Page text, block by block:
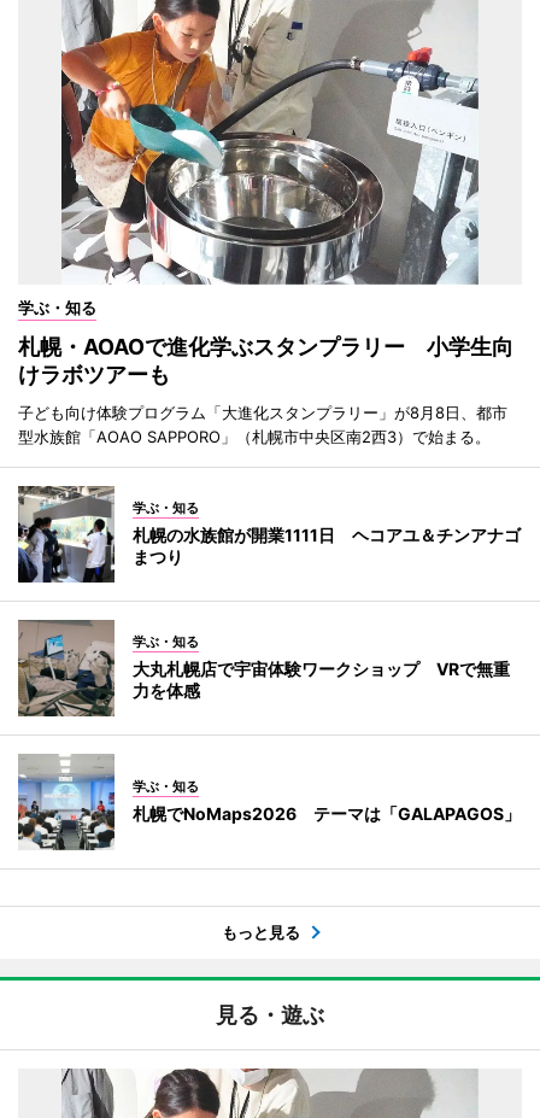
学ぶ・知る
札幌・AOAOで進化学ぶスタンプラリー 小学生向
けラボツアーも
子ども向け体験プログラム「大進化スタンプラリー」が8月8日、都市
型水族館「AOAO SAPPORO」（札幌市中央区南2西3）で始まる。
学ぶ・知る
札幌の水族館が開業1111日 ヘコアユ＆チンアナゴ
まつり
学ぶ・知る
大丸札幌店で宇宙体験ワークショップ VRで無重
力を体感
学ぶ・知る
札幌でNoMaps2026 テーマは「GALAPAGOS」
もっと見る
見る・遊ぶ